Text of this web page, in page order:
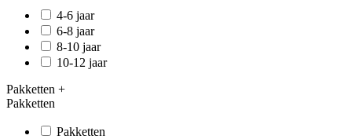
4-6 jaar
6-8 jaar
8-10 jaar
10-12 jaar
Pakketten +
Pakketten
Pakketten